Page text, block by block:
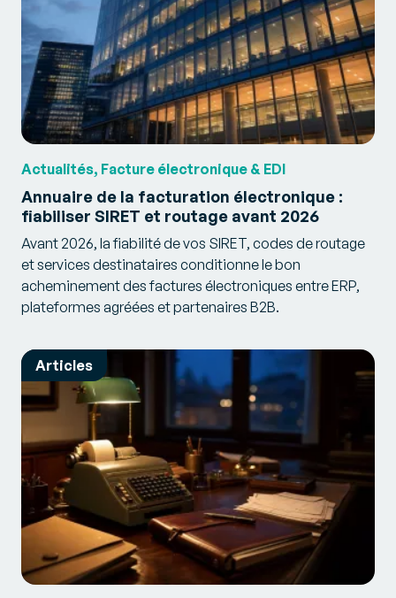
Actualités, Facture électronique & EDI
Annuaire de la facturation électronique :
fiabiliser SIRET et routage avant 2026
Avant 2026, la fiabilité de vos SIRET, codes de routage
et services destinataires conditionne le bon
acheminement des factures électroniques entre ERP,
plateformes agréées et partenaires B2B.
Articles